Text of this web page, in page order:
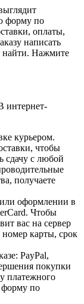
форму по
оплаты,
написать
найти. Нажмите
интернет-
курьером.
чтобы
сдачу с любой
получаете
оформлении в
Чтобы
вас на сервер
карты, срок
PayPal,
покупки
платежного
форму по